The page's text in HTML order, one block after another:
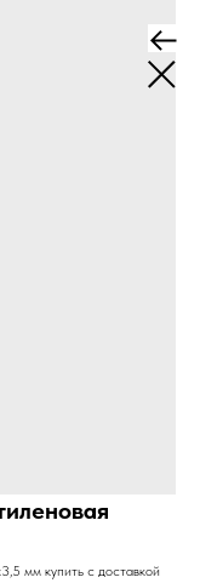
мм купить с доставкой